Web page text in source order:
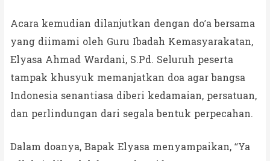
Acara kemudian dilanjutkan dengan do’a bersama
yang diimami oleh Guru Ibadah Kemasyarakatan,
Elyasa Ahmad Wardani, S.Pd. Seluruh peserta
tampak khusyuk memanjatkan doa agar bangsa
Indonesia senantiasa diberi kedamaian, persatuan,
dan perlindungan dari segala bentuk perpecahan.
Dalam doanya, Bapak Elyasa menyampaikan, “Ya